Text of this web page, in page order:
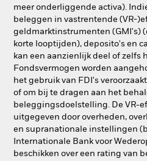
meer onderliggende activa).
beleggen in vastrentende (VR-
geldmarktinstrumenten (GMI's)
korte looptijden), deposito's en
kan een aanzienlijk deel of zelfs
Fondsvermogen worden
het gebruik van FDI's
of om bij te dragen aan het
beleggingsdoelstelling. De VR-
uitgegeven door overheden,
en supranationale instellingen
Internationale Bank voor
beschikken over een rating van